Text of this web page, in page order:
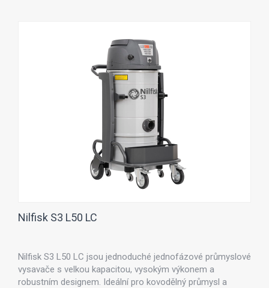
Nilfisk S3 L50 LC
Nilfisk S3 L50 LC jsou jednoduché jednofázové průmyslové
vysavače s velkou kapacitou, vysokým výkonem a
robustním designem. Ideální pro kovodělný průmysl a